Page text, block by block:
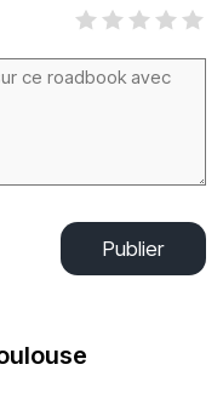
Publier